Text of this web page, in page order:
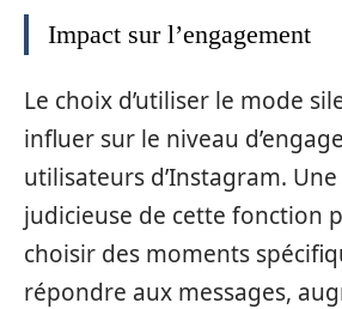
Impact sur l’engagement
Le choix d’utiliser le mode
influer sur le niveau
utilisateurs d’Instagram.
judicieuse de cette fonction
choisir des moments
répondre aux messages,